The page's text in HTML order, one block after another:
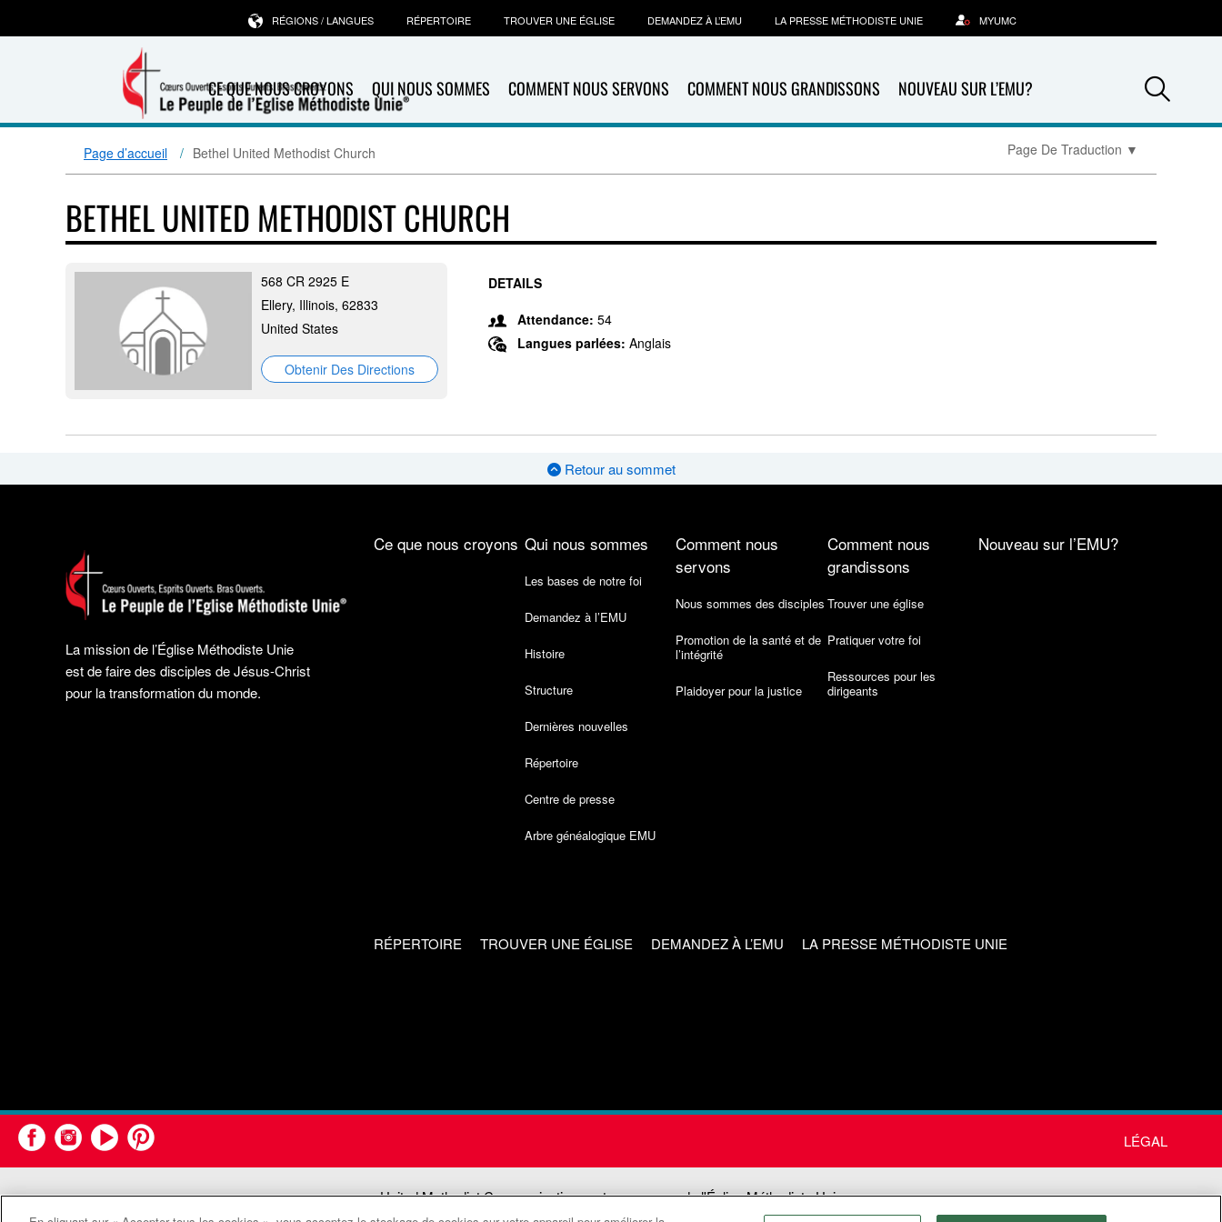
CE QUE NOUS CROYONS QUI NOUS SOMMES COMMENT NOUS SERVONS COMMENT NOUS GRANDISSONS NOUVEAU SUR L’EMU?
RÉGIONS / LANGUES RÉPERTOIRE TROUVER UNE ÉGLISE DEMANDEZ À L’EMU LA PRESSE MÉTHODISTE UNIE MYUMC
Page d’accueil Bethel United Methodist Church Page De Traduction ▼
BETHEL UNITED METHODIST CHURCH
568 CR 2925 E
Ellery, Illinois, 62833
United States
Obtenir Des Directions
DETAILS
Attendance: 54
Langues parlées: Anglais
Retour au sommet
La mission de l’Église Méthodiste Unie
est de faire des disciples de Jésus-Christ
pour la transformation du monde.
Ce que nous croyons Qui nous sommes
Les bases de notre foi
Demandez à l’EMU
Histoire
Structure
Dernières nouvelles
Répertoire
Centre de presse
Arbre généalogique EMU
Comment nous
servons
Nous sommes des disciples
Promotion de la santé et de
l’intégrité
Plaidoyer pour la justice
Comment nous
grandissons
Trouver une église
Pratiquer votre foi
Ressources pour les
dirigeants
Nouveau sur l’EMU?
RÉPERTOIRE TROUVER UNE ÉGLISE DEMANDEZ À L’EMU LA PRESSE MÉTHODISTE UNIE
LÉGAL
United Methodist Communications est une agence de l'Église Méthodiste Unie